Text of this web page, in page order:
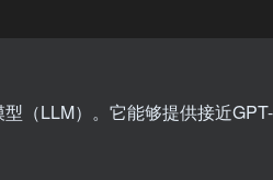
（LLM）。它能够提供接近